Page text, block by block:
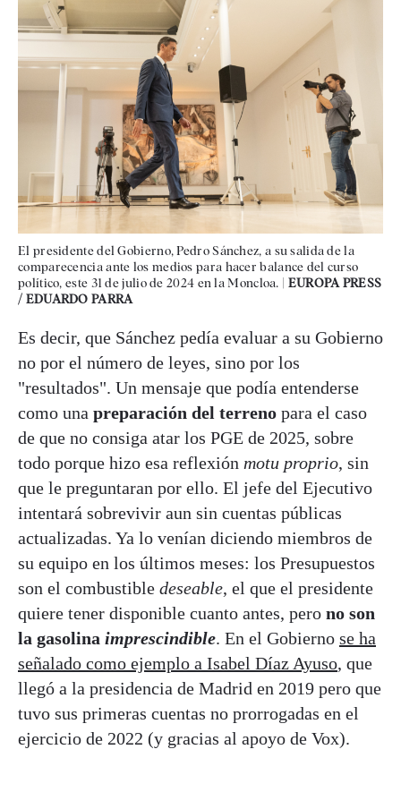
El presidente del Gobierno, Pedro Sánchez, a su salida de la
comparecencia ante los medios para hacer balance del curso
político, este 31 de julio de 2024 en la Moncloa. | EUROPA PRESS
/ EDUARDO PARRA
Es decir, que Sánchez pedía evaluar a su Gobierno
no por el número de leyes, sino por los
"resultados". Un mensaje que podía entenderse
como una preparación del terreno para el caso
de que no consiga atar los PGE de 2025, sobre
todo porque hizo esa reflexión motu proprio, sin
que le preguntaran por ello. El jefe del Ejecutivo
intentará sobrevivir aun sin cuentas públicas
actualizadas. Ya lo venían diciendo miembros de
su equipo en los últimos meses: los Presupuestos
son el combustible deseable, el que el presidente
quiere tener disponible cuanto antes, pero no son
la gasolina imprescindible. En el Gobierno se ha
señalado como ejemplo a Isabel Díaz Ayuso, que
llegó a la presidencia de Madrid en 2019 pero que
tuvo sus primeras cuentas no prorrogadas en el
ejercicio de 2022 (y gracias al apoyo de Vox).